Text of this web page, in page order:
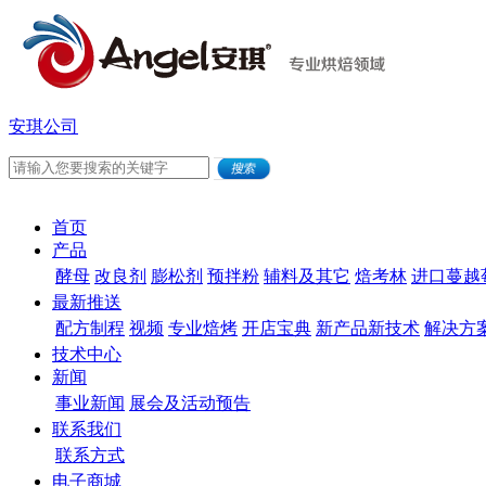
安琪公司
首页
产品
酵母 改良剂 膨松剂 预拌粉 辅料及其它 焙考林 进口蔓越
最新推送
配方制程 视频 专业焙烤 开店宝典 新产品新技术 解决方
技术中心
新闻
事业新闻 展会及活动预告
联系我们
联系方式
电子商城